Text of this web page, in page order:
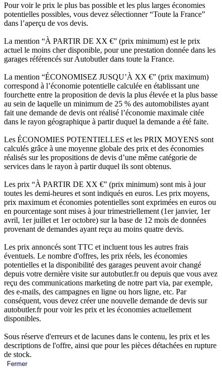
Pour voir le prix le plus bas possible et les plus larges économies
potentielles possibles, vous devez sélectionner “Toute la France”
dans l’aperçu de vos devis.
La mention “À PARTIR DE XX €” (prix minimum) est le prix
actuel le moins cher disponible, pour une prestation donnée dans les
garages référencés sur Autobutler dans toute la France.
La mention “ÉCONOMISEZ JUSQU’À XX €” (prix maximum)
correspond à l’économie potentielle calculée en établissant une
fourchette entre la proposition de devis la plus élevée et la plus basse
au sein de laquelle un minimum de 25 % des automobilistes ayant
fait une demande de devis ont réalisé l’économie maximale citée
dans le rayon géographique à partir duquel la demande a été faite.
Les ÉCONOMIES POTENTIELLES et les PRIX MOYENS sont
calculés grâce à une moyenne globale des prix et des économies
réalisés sur les propositions de devis d’une même catégorie de
services dans le rayon à partir duquel ils sont obtenus.
Les prix “À PARTIR DE XX €” (prix minimum) sont mis à jour
toutes les demi-heures et sont indiqués en euros. Les prix moyens,
prix maximum et économies potentielles sont exprimées en euros ou
en pourcentage sont mises à jour trimestriellement (1er janvier, 1er
avril, 1er juillet et 1er octobre) sur la base de 12 mois de données
provenant de demandes ayant reçu au moins quatre devis.
Les prix annoncés sont TTC et incluent tous les autres frais
éventuels. Le nombre d'offres, les prix réels, les économies
potentielles et la disponibilité des garages peuvent avoir changé
depuis votre dernière visite sur autobutler.fr ou depuis que vous avez
reçu des communications marketing de notre part via, par exemple,
des e-mails, des campagnes en ligne ou hors ligne, etc. Par
conséquent, vous devez créer une nouvelle demande de devis sur
autobutler.fr pour voir les prix et les économies actuellement
disponibles.
Sous réserve d'erreurs et de lacunes dans le contenu, les prix et les
descriptions de l'offre, ainsi que pour les pièces détachées en rupture
de stock.
Fermer